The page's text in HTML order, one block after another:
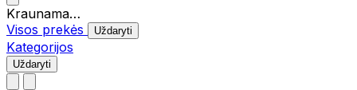
Kraunama…
Visos prekės
Uždaryti
Kategorijos
Uždaryti